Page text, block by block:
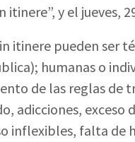
y el jueves,
itinere pueden
humanas o
de las reglas de
adicciones,
inflexibles, falta